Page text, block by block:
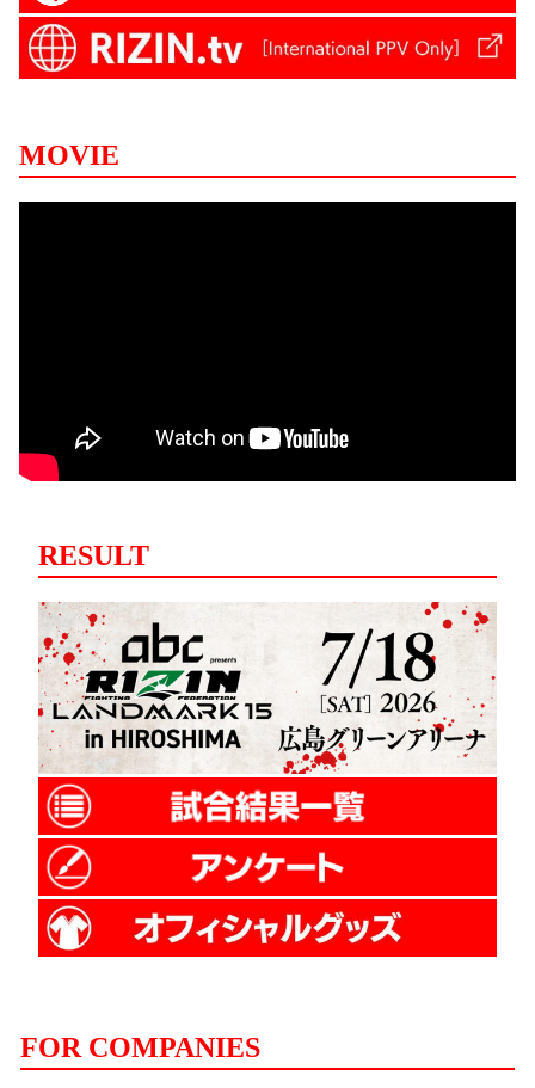
MOVIE
RESULT
FOR COMPANIES